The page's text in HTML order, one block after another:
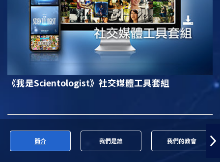
《我是Scientologist》 社交媒體工具套組
簡介 我們是誰 我們的教會